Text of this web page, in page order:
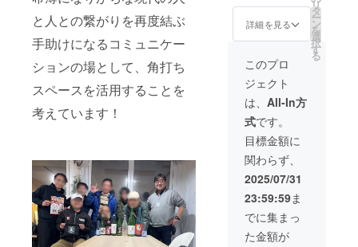
と人との繋がりを再度結ぶ
手助けになるコミュニケー
ションの場として、角打ち
スペースを活用することを
考えています！
召し上
がりい
■名称：
■内容
量：
145g ■
認定：
つくば
コレク
ション
認定商
の誇る
味を、
ぜひご
家庭で
そ」で
す。 加
いな
い“生”
だから
こその
香り高
さと深
い旨み
が特
徴。 味
噌汁は
もちろ
ん、野
菜や肉
に合わ
せて料
選した
吟醸酒2
本を
セット
でお届
け。各
酒に解
説付き
で、日
本酒の
魅力を
深掘り
できま
す。
「原材
料及び
添加物
等の食
品表示
詳細を見る
リ
タ
ー
ン
を
選
択
す
る
このプロ
ジェクト
は、 All-In方
式です。
目標金額に
関わらず、
2025/07/31
23:59:59ま
でに集まっ
た金額が